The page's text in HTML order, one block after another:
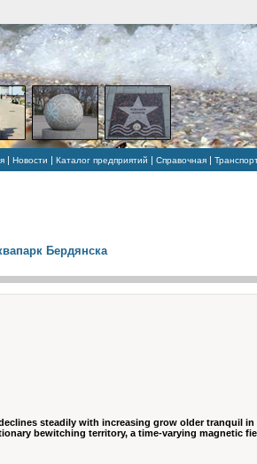
| Новости | Каталог предприятий | Справочная|
Бердянска
steadily with increasing grow older tranquil
bewitching territory, a time-varying magnetic